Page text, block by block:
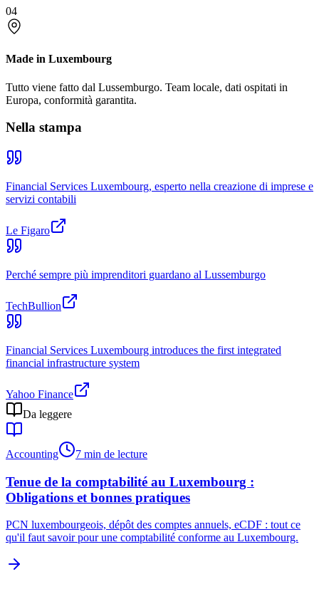
04
Made in Luxembourg
Tutto viene fatto dal Lussemburgo. Team locale, dati ospitati in
Europa, conformità garantita.
Nella stampa
Financial Services Luxembourg, esperto nella creazione di imprese e
servizi contabili
Le Figaro
Perché sempre più imprenditori guardano al Lussemburgo
TechBullion
Financial Services Luxembourg introduces the first integrated
financial infrastructure system
Yahoo Finance
Da leggere
Accounting 7 min de lecture
Tenue de la comptabilité au Luxembourg :
Obligations et bonnes pratiques
PCN luxembourgeois, dépôt des comptes annuels, eCDF : tout ce
qu'il faut savoir pour une comptabilité conforme au Luxembourg.